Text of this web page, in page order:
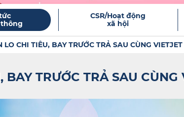
CSR/Hoạt động
xã hội
LO CHI TIÊU, BAY TRƯỚC TRẢ SAU CÙNG VIETJET
BAY TRƯỚC TRẢ SAU CÙNG